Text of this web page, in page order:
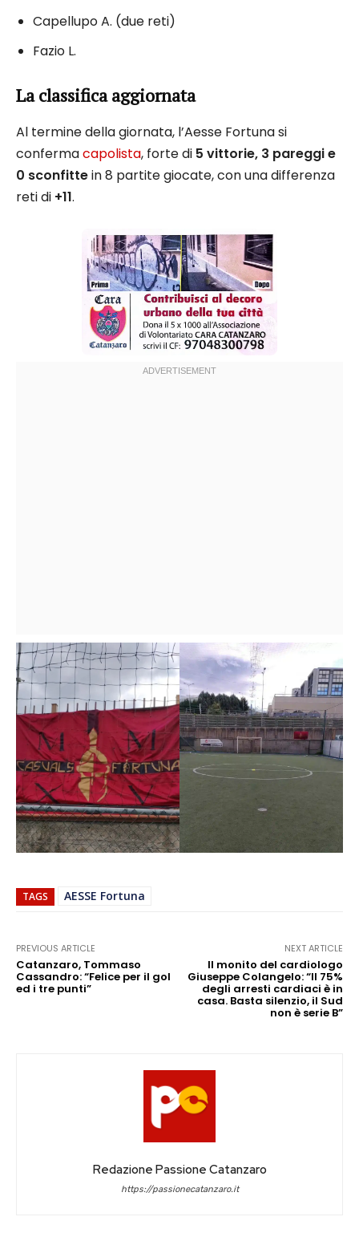
Capellupo A. (due reti)
Fazio L.
La classifica aggiornata
Al termine della giornata, l’Aesse Fortuna si
confermacapolista, forte di 5 vittorie, 3 pareggi e
0 sconfittein 8 partite giocate, con una differenza
reti di +11.
TAGS AESSE Fortuna
PREVIOUS ARTICLE
Catanzaro, Tommaso
Cassandro: “Felice per il gol
ed i tre punti”
NEXT ARTICLE
Il monito del cardiologo
Giuseppe Colangelo: “Il 75%
degli arresti cardiaci è in
casa. Basta silenzio, il Sud
non è serie B”
Redazione Passione Catanzaro
https://passionecatanzaro.it